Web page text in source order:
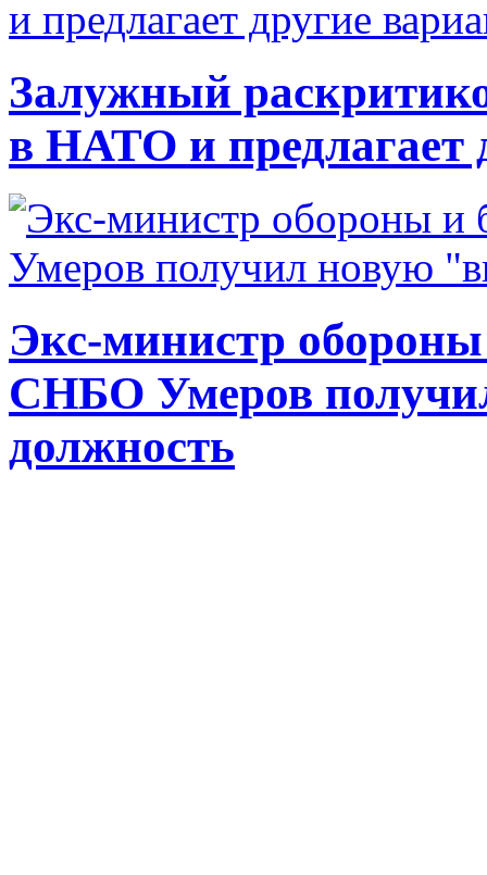
Залужный
в НАТО и предлагает
Экс-министр
СНБО Умеров
должность